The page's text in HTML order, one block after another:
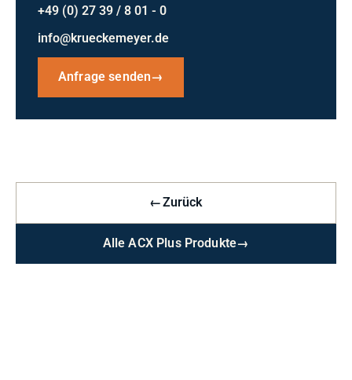
+49 (0) 27 39 / 8 01 - 0
info@krueckemeyer.de
Anfrage senden→
←Zurück
Alle ACX Plus Produkte→